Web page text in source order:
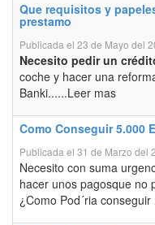
Que requisitos y
prestamo
Publicada el 23 de Mayo del
Necesito pedir un
coche y hacer una
Banki......Leer mas
Como Conseguir 5.000
Publicada el 31 de Marzo del
Necesito con suma
hacer unos pagosque no
¿Como Pod´ria